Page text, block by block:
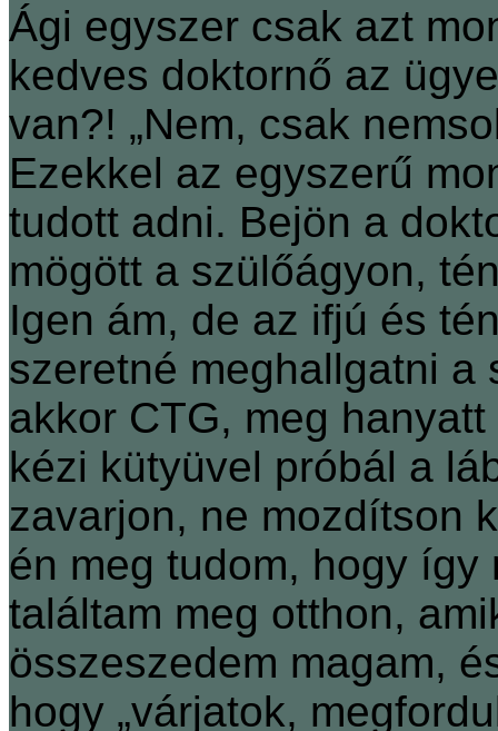
Ági egyszer csak azt
kedves doktornő az
van?! „Nem, csak
Ezekkel az egyszerű
tudott adni. Bejön a
mögött a szülőágyon,
Igen ám, de az ifjú és
szeretné meghallgatni a
akkor CTG, meg
kézi kütyüvel próbál a
zavarjon, ne mozdítson
én meg tudom, hogy így
találtam meg otthon,
összeszedem magam,
hogy „várjatok,